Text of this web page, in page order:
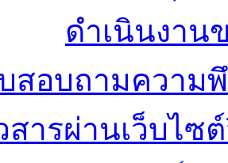
ดำเนินงาน
สอบถามความ
สารผ่านเว็บไซ